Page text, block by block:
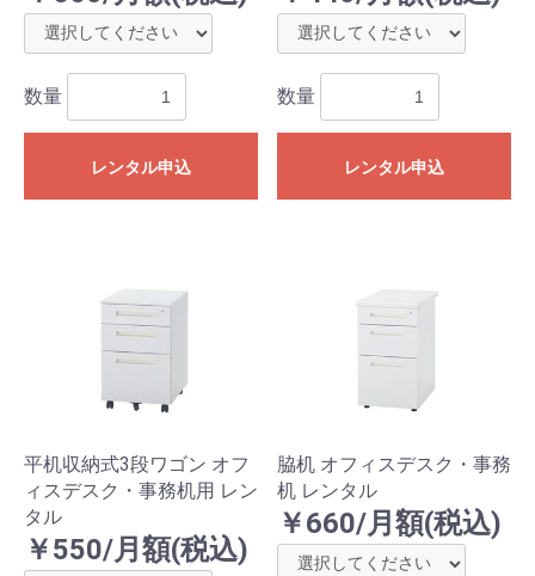
数量
レンタル申込
数量
レンタル申込
平机収納式3段ワゴン オフ
ィスデスク・事務机用 レン
タル
￥550/月額(税込)
脇机 オフィスデスク・事務
机 レンタル
￥660/月額(税込)